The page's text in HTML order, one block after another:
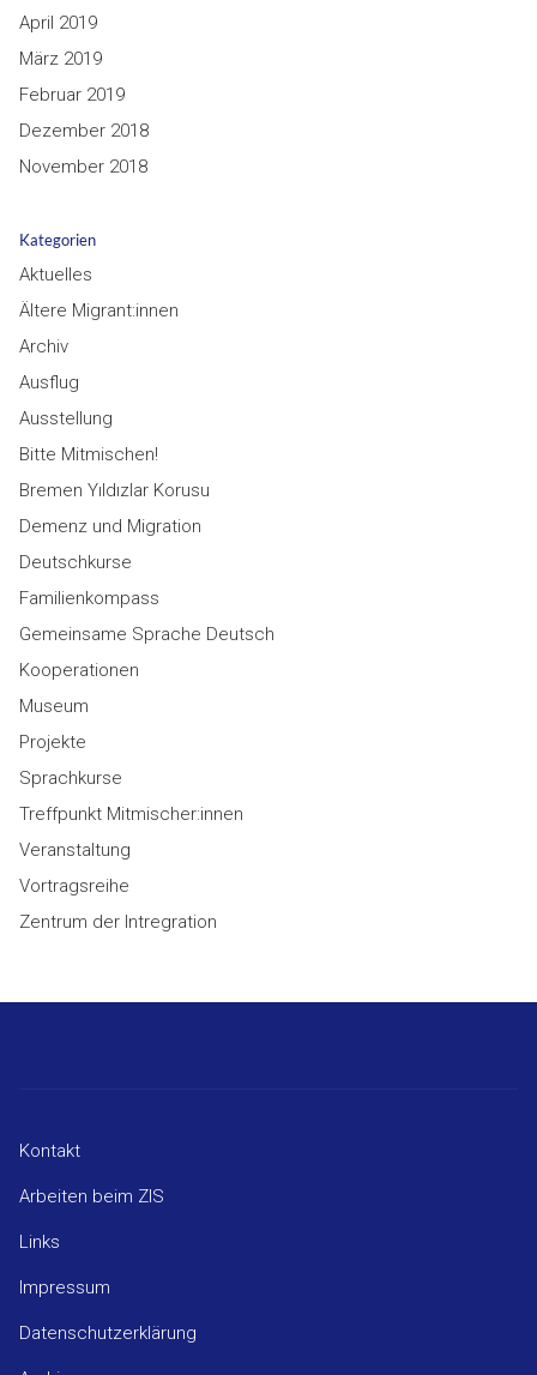
April 2019
März 2019
Februar 2019
Dezember 2018
November 2018
Kategorien
Aktuelles
Ältere Migrant:innen
Archiv
Ausflug
Ausstellung
Bitte Mitmischen!
Bremen Yıldızlar Korusu
Demenz und Migration
Deutschkurse
Familienkompass
Gemeinsame Sprache Deutsch
Kooperationen
Museum
Projekte
Sprachkurse
Treffpunkt Mitmischer:innen
Veranstaltung
Vortragsreihe
Zentrum der Intregration
Kontakt
Arbeiten beim ZIS
Links
Impressum
Datenschutzerklärung